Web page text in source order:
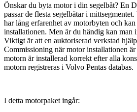
Önskar du byta motor i din segelbåt? En
passar de flesta segelbåtar i
har lång erfarenhet av motorbyten och
installationen. Men är du händig kan man
Viktigt är att en auktoriserad verkstad
Commissioning när motor installationen
motorn är installerad korrekt efter alla
motorn registreras i Volvo Pentas databas.
I detta motorpaket ingår: